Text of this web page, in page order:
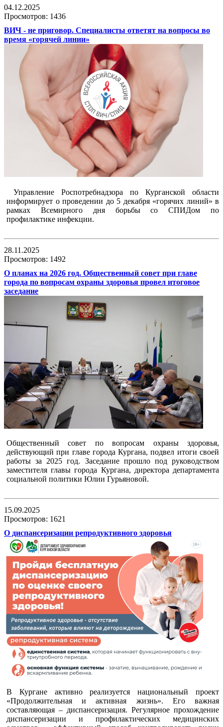
04.12.2025
Просмотров: 1436
ВИЧ - не приговор. Специалисты ответят на вопросы во
время «горячей линии»
Управление Роспотребнадзора по Курганской области
информирует о проведении до 5 декабря «горячих линий» в
рамках Всемирного дня борьбы со СПИДом по
профилактике инфекции.
28.11.2025
Просмотров: 1492
О планах на 2026 год. Общественный совет при главе
города по вопросам охраны здоровья провел итоговое
заседание
Общественный совет по вопросам охраны здоровья,
действующий при главе города Кургана, подвел итоги своей
работы за 2025 год. Заседание прошло под руководством
заместителя главы города Кургана, директора департамента
социальной политики Юлии Гурьяновой.
15.09.2025
Просмотров: 1621
О диспансеризации репродуктивного здоровья
В Кургане активно реализуется национальный проект
«Продолжительная и активная жизнь». Его важная
составляющая – диспансеризация. Регулярное прохождение
диспансеризации и профилактических медицинских